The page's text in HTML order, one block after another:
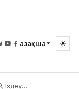
Қазақша ☀